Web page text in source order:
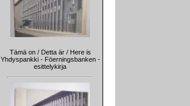
Tämä on / Detta är / Here is
Yhdyspankki - Föerningsbanken -
esittelykirja